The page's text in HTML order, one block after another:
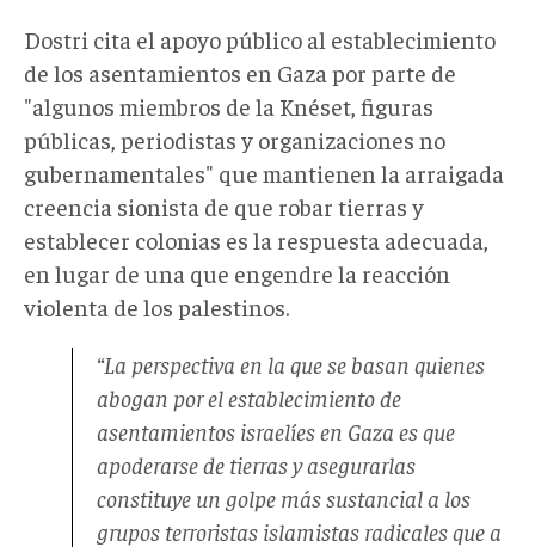
Dostri cita el apoyo público al establecimiento
de los asentamientos en Gaza por parte de
"algunos miembros de la Knéset, figuras
públicas, periodistas y organizaciones no
gubernamentales" que mantienen la arraigada
creencia sionista de que robar tierras y
establecer colonias es la respuesta adecuada,
en lugar de una que engendre la reacción
violenta de los palestinos.
“La perspectiva en la que se basan quienes
abogan por el establecimiento de
asentamientos israelíes en Gaza es que
apoderarse de tierras y asegurarlas
constituye un golpe más sustancial a los
grupos terroristas islamistas radicales que a